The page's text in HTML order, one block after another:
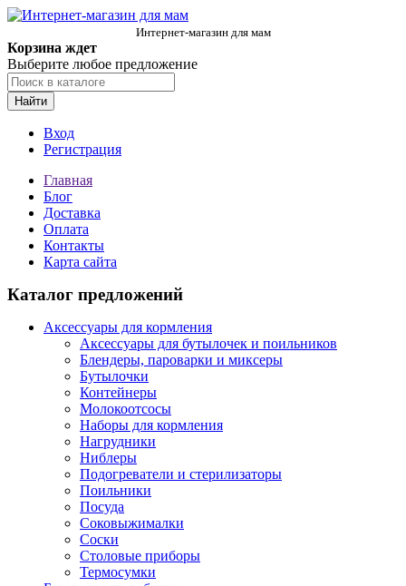
Интернет-магазин для мам
Корзина ждет
Выберите любое предложение
Найти
Вход
Регистрация
Главная
Блог
Доставка
Оплата
Контакты
Карта сайта
Каталог предложений
Аксессуары для кормления
Аксессуары для бутылочек и поильников
Блендеры, пароварки и миксеры
Бутылочки
Контейнеры
Молокоотсосы
Наборы для кормления
Нагрудники
Ниблеры
Подогреватели и стерилизаторы
Поильники
Посуда
Соковыжималки
Соски
Столовые приборы
Термосумки